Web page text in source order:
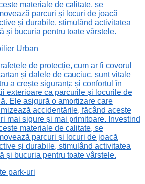
materiale de calitate, se
parcuri și locuri de joacă
și durabile, stimulând activitatea
și bucuria pentru toate vârstele.
Urban
de protecție, cum ar fi covorul
și dalele de cauciuc, sunt vitale
a crește siguranța și confortul în
exterioare ca parcurile și locurile de
Ele asigură o amortizare care
accidentările, făcând aceste
mai sigure și mai primitoare. Investind
materiale de calitate, se
parcuri și locuri de joacă
și durabile, stimulând activitatea
și bucuria pentru toate vârstele.
park-uri